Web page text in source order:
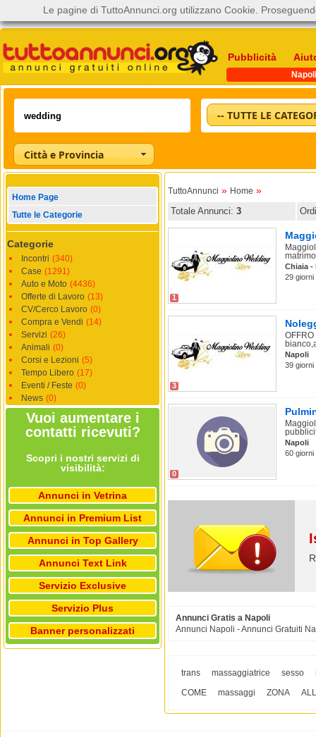
Pubblicità
Napoli
-- TUTTE LE
Città e Provincia
Home Page
Tutte le Categorie
Categorie
Incontri (340)
Case (1291)
Auto e Moto (4436)
Offerte di Lavoro (13)
CV/Cerco Lavoro (0)
Compra e Vendi (14)
Servizi (26)
Animali (0)
Corsi e Lezioni (5)
Tempo Libero (17)
Eventi / Feste (0)
News (0)
Vuoi aumentare i
contatti ricevuti?
Scopri i nostri servizi di
visibilità:
Annunci in Vetrina
Annunci in Premium List
Annunci in Top Gallery
Annunci Text Link
Servizio Exclusive
Servizio Plus
Banner personalizzati
TuttoAnnunci » Home »
Totale Annunci: 3
1
Chiaia -
29 giorni
3
Napoli
39 giorni
0
Napoli
60 giorni
Annunci Gratis a Napoli
Annunci Napoli - Annunci Gratuiti
trans massaggiatrice sesso
COME
massaggi ZONA
Le pagine di TuttoAnnunci.org utilizzano Cookie.